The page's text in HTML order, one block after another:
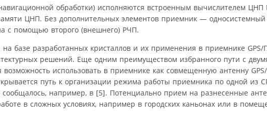
обработки) исполняются встроенным вычислителем
ЦНП. Без дополнительных элементов приемник — односистемный
с помощью второго (внешнего) РЧП.
базе разработанных кристаллов и их применения в приемнике
решений. Еще одним преимуществом избранного пути с
использовать в приемнике как совмещенную антенну
путь к организации режима работы приемника по одной из
например, в [5]. Потенциально прием на разнесенные
в сложных условиях, например в городских каньонах или в